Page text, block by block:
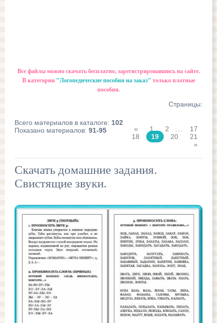
Все файлы можно скачать бесплатно, зарегистрировавшись на сайте.
В категории "Логопедические пособия на заказ" только платные
пособия.
Всего материалов в каталоге: 102
Показано материалов: 91-95
Страницы:
« 1 2
17
18
19 20
21
»
Скачать домашние задания.
Свистящие звуки.